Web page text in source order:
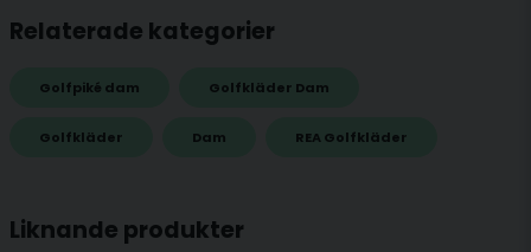
Liknande produkter
Fråga oss något om denna produkten...
name
Namn
email
Mejladress
Relaterade kategorier
Golfpiké dam Golfkläder Dam
Golfkläder Dam REA Golfkläder